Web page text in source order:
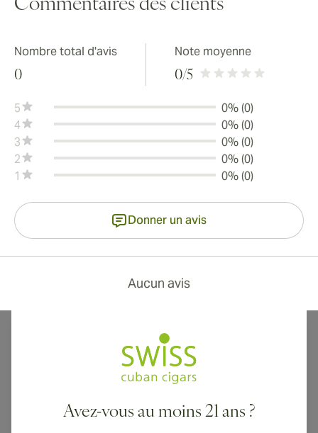
Commentaires des clients
Nombre total d'avis
0
Note moyenne
0/5
5
0% (0)
4
0% (0)
3
0% (0)
2
0% (0)
1
0% (0)
Donner un avis
Aucun avis
Avez-vous au moins 21 ans ?
Livraison internationale disponible vers le Canada, le Royaume-Uni